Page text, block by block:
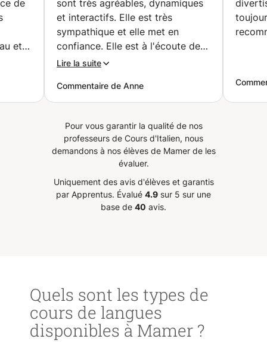
de
et à
sont très agréables, dynamiques
et interactifs. Elle est très
sympathique et elle met en
confiance. Elle est à l'écoute de
mes attentes et de mes
approfondissement, j'avance
dans mon apprentissage de la
parfaitement. ”
Lire la suite
Commentaire de Anne
Pour vous garantir la qualité de nos
professeurs de Cours d'Italien, nous
demandons à nos élèves de Mamer de les
évaluer.
Uniquement des avis d'élèves et garantis
par Apprentus. Évalué 4.9 sur 5 sur une
base de 40 avis.
Quels sont les types de
cours de langues
disponibles à Mamer ?